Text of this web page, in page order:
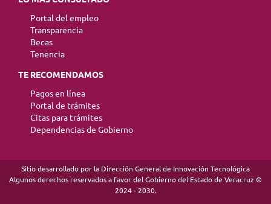
Portal del empleo
Transparencia
Becas
Tenencia
TE RECOMENDAMOS
Pagos en línea
Portal de trámites
Citas para trámites
Dependencias de Gobierno
Sitio desarrollado por la Dirección General de Innovación Tecnológica
Algunos derechos reservados a favor del Gobierno del Estado de Veracruz ©
2024 - 2030.